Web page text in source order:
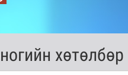
хөтөлбөр